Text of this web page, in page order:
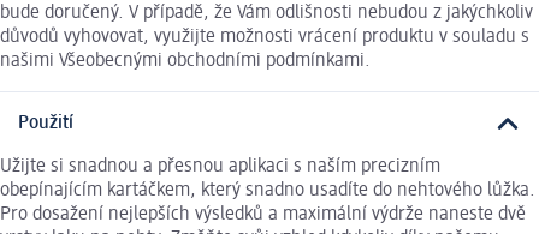
bude doručený. V případě, že Vám odlišnosti nebudou z jakýchkoliv
důvodů vyhovovat, využijte možnosti vrácení produktu v souladu s
našimi Všeobecnými obchodními podmínkami.
Použití
Užijte si snadnou a přesnou aplikaci s naším precizním
obepínajícím kartáčkem, který snadno usadíte do nehtového lůžka.
Pro dosažení nejlepších výsledků a maximální výdrže naneste dvě